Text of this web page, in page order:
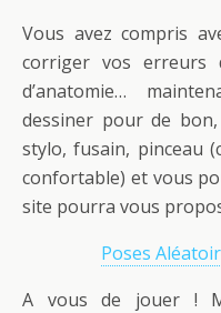
Vous avez compris
corriger vos erreurs
d’anatomie…
dessiner pour de
stylo, fusain, pinceau
confortable) et vous
site pourra vous
Poses
A vous de jouer !